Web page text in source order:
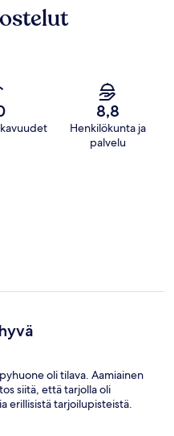
8,8
Henkilökunta ja
palvelu
oli tilava. Aamiainen
siitä, että tarjolla oli
erillisistä tarjoilupisteistä.